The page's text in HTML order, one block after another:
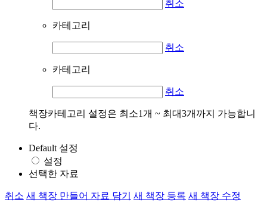
취소
카테고리
취소
카테고리
취소
책장카테고리 설정은 최소1개 ~ 최대3개까지 가능합니
다.
Default 설정
설정
선택한 자료
취소 새 책장 만들어 자료 담기 새 책장 등록 새 책장 수정